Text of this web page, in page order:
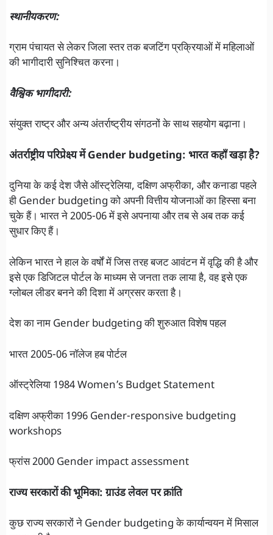
स्थानीयकरण:
ग्राम पंचायत से लेकर जिला स्तर तक बजटिंग प्रक्रियाओं में महिलाओं
की भागीदारी सुनिश्चित करना।
वैश्विक भागीदारी:
संयुक्त राष्ट्र और अन्य अंतर्राष्ट्रीय संगठनों के साथ सहयोग बढ़ाना।
अंतर्राष्ट्रीय परिप्रेक्ष्य में Gender budgeting: भारत कहाँ खड़ा है?
दुनिया के कई देश जैसे ऑस्ट्रेलिया, दक्षिण अफ्रीका, और कनाडा पहले
ही Gender budgeting को अपनी वित्तीय योजनाओं का हिस्सा बना
चुके हैं। भारत ने 2005-06 में इसे अपनाया और तब से अब तक कई
सुधार किए हैं।
लेकिन भारत ने हाल के वर्षों में जिस तरह बजट आवंटन में वृद्धि की है और
इसे एक डिजिटल पोर्टल के माध्यम से जनता तक लाया है, वह इसे एक
ग्लोबल लीडर बनने की दिशा में अग्रसर करता है।
देश का नाम Gender budgeting की शुरुआत विशेष पहल
भारत 2005-06 नॉलेज हब पोर्टल
ऑस्ट्रेलिया 1984 Women’s Budget Statement
दक्षिण अफ्रीका 1996 Gender-responsive budgeting
workshops
फ्रांस 2000 Gender impact assessment
राज्य सरकारों की भूमिका: ग्राउंड लेवल पर क्रांति
कुछ राज्य सरकारों ने Gender budgeting के कार्यान्वयन में मिसाल